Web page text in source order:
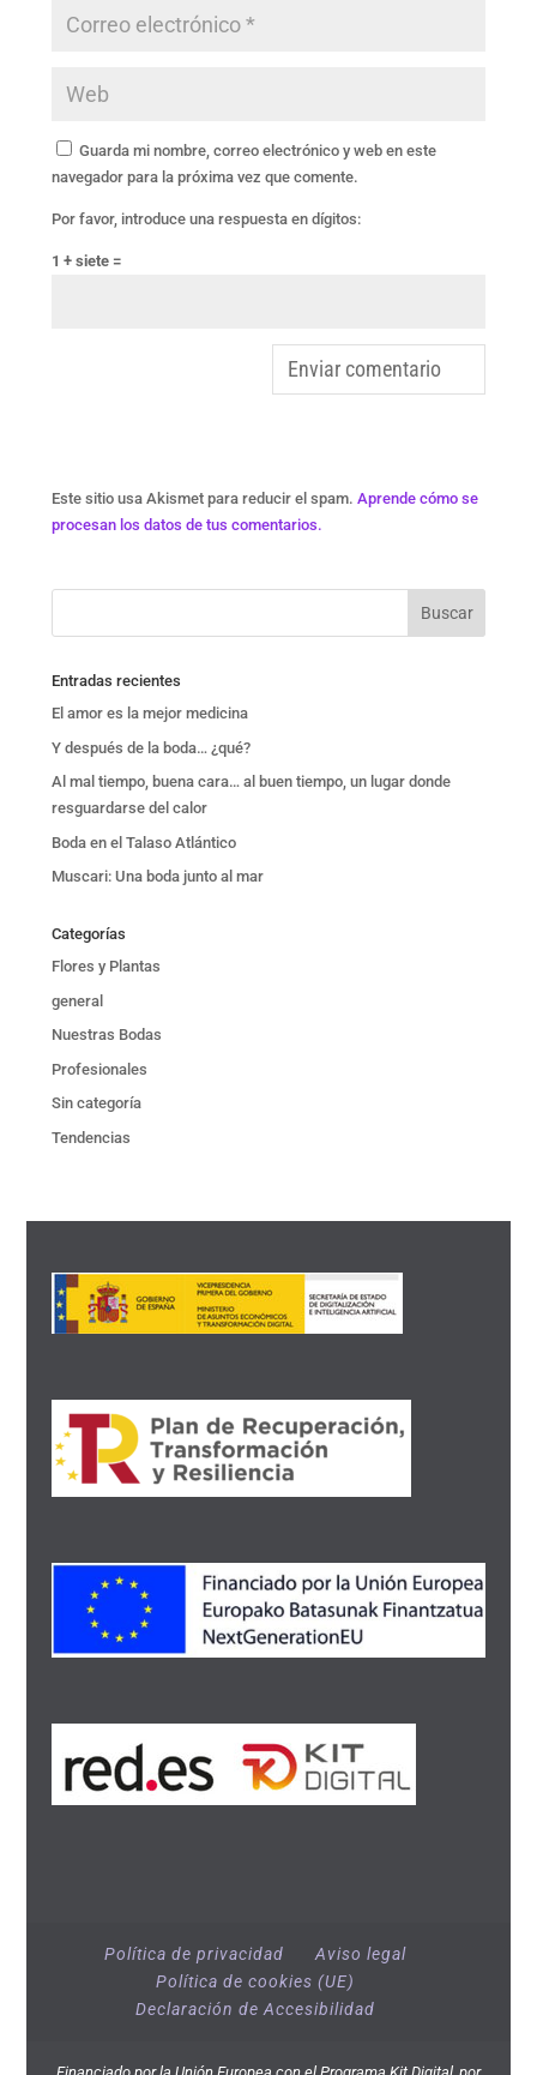
Guarda mi nombre, correo electrónico y web en este
navegador para la próxima vez que comente.
Por favor, introduce una respuesta en dígitos:
1 + siete =
Este sitio usa Akismet para reducir el spam. Aprende cómo se
procesan los datos de tus comentarios.
Entradas recientes
El amor es la mejor medicina
Y después de la boda… ¿qué?
Al mal tiempo, buena cara… al buen tiempo, un lugar donde
resguardarse del calor
Boda en el Talaso Atlántico
Muscari: Una boda junto al mar
Categorías
Flores y Plantas
general
Nuestras Bodas
Profesionales
Sin categoría
Tendencias
Política de privacidad
Aviso legal
Política de cookies (UE)
Declaración de Accesibilidad